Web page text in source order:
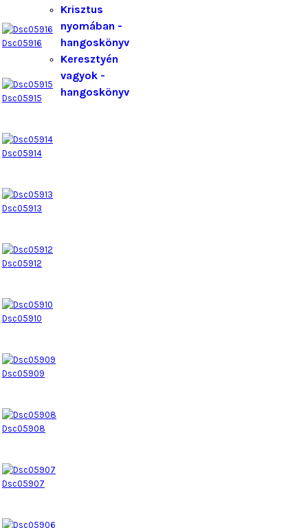
Krisztus
nyomában -
hangoskönyv
Keresztyén
vagyok -
hangoskönyv
Dsc05916
Dsc05915
Dsc05914
Dsc05913
Dsc05912
Dsc05910
Dsc05909
Dsc05908
Dsc05907